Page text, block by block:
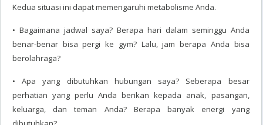
Kedua situasi ini dapat memengaruhi metabolisme Anda.
• Bagaimana jadwal saya? Berapa hari dalam seminggu Anda
benar-benar bisa pergi ke gym? Lalu, jam berapa Anda bisa
berolahraga?
• Apa yang dibutuhkan hubungan saya? Seberapa besar
perhatian yang perlu Anda berikan kepada anak, pasangan,
keluarga, dan teman Anda? Berapa banyak energi yang